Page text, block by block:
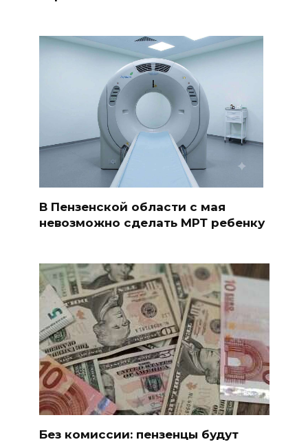
В Пензенской области с мая
невозможно сделать МРТ ребенку
Без комиссии: пензенцы будут